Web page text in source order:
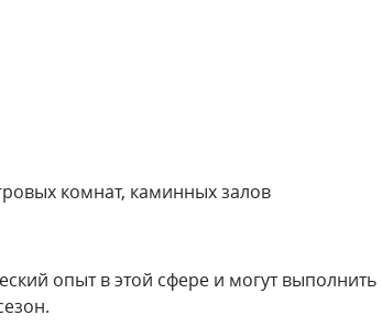
комнат, каминных залов
опыт в этой сфере и могут